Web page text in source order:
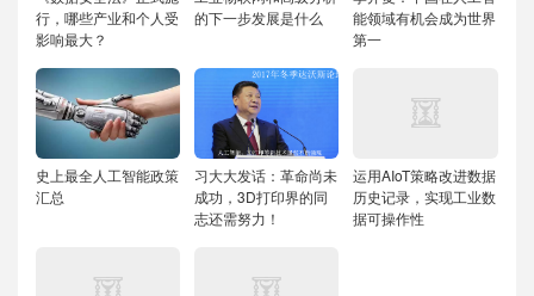
行，哪些产业和个人受
影响最大？
的下一步发展是什么
能领域有机会成为世界
第一
史上最全人工智能政策
汇总
习大大发话：革命尚未
成功，3D打印界的同
志还需努力！
运用AIoT策略改进数据
历史记录，实现工业数
据可操作性